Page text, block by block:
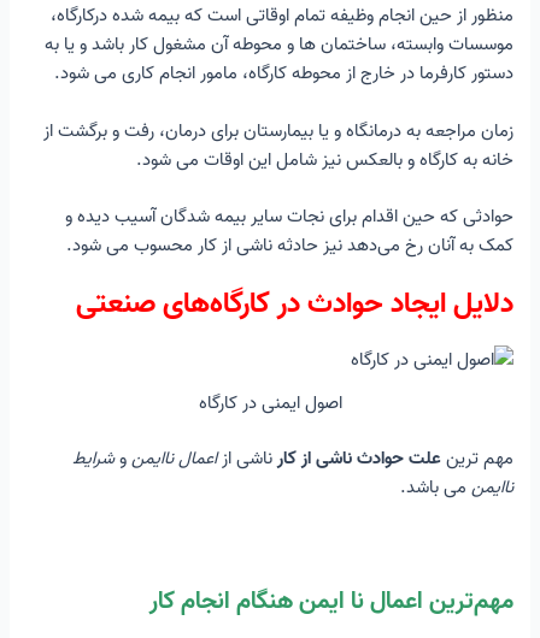
منظور از حین انجام وظیفه تمام اوقاتی است كه بیمه شده دركارگاه،
موسسات وابسته، ساختمان ها و محوطه آن مشغول كار باشد و یا به
دستور كارفرما در خارج از محوطه كارگاه، مامور انجام كاری می شود.
زمان مراجعه به درمانگاه و یا بیمارستان برای درمان، رفت و برگشت از
خانه به کارگاه و بالعكس نیز شامل این اوقات می شود.
حوادثی كه حین اقدام برای نجات سایر بیمه شدگان آسیب دیده و
کمک به آنان رخ می‌دهد نیز حادثه ناشی از كار محسوب می شود.
دلایل ایجاد حوادث در کارگاه‌های صنعتی
اصول ایمنی در کارگاه
مهم ترینعلت حوادث ناشی از کارناشی ازاعمال ناایمنوشرایط
ناایمن می باشد.
مهم‌ترین اعمال نا ایمن هنگام انجام کار